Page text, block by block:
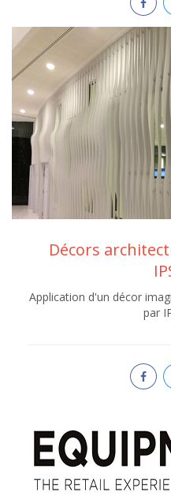
Décors
Application d'un décor
par